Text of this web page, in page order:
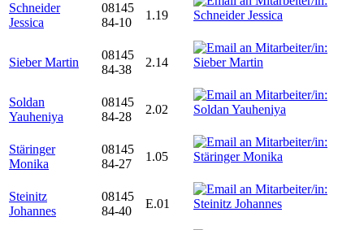
Schneider
Jessica
08145
84-10
1.19
Sieber Martin
08145
84-38
2.14
Soldan
Yauheniya
08145
84-28
2.02
Stäringer
Monika
08145
84-27
1.05
Steinitz
Johannes
08145
84-40
E.01